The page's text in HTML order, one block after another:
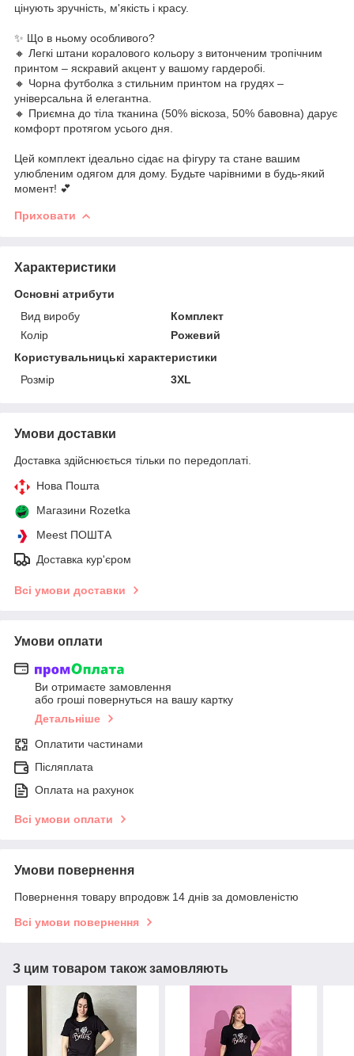
цінують зручність, м'якість і красу.
✨ Що в ньому особливого?
🔸 Легкі штани коралового кольору з витонченим тропічним
принтом – яскравий акцент у вашому гардеробі.
🔸 Чорна футболка з стильним принтом на грудях –
універсальна й елегантна.
🔸 Приємна до тіла тканина (50% віскоза, 50% бавовна) дарує
комфорт протягом усього дня.
Цей комплект ідеально сідає на фігуру та стане вашим
улюбленим одягом для дому. Будьте чарівними в будь-який
момент! 💕
Приховати
Характеристики
Основні атрибути
Вид виробу
Комплект
Колір
Рожевий
Користувальницькі характеристики
Розмір
3XL
Умови доставки
Доставка здійснюється тільки по передоплаті.
Нова Пошта
Магазини Rozetka
Meest ПОШТА
Доставка кур'єром
Всі умови доставки
Умови оплати
Ви отримаєте замовлення
або гроші повернуться на вашу картку
Детальніше
Оплатити частинами
Післяплата
Оплата на рахунок
Всі умови оплати
Умови повернення
Повернення товару впродовж 14 днів за домовленістю
Всі умови повернення
З цим товаром також замовляють